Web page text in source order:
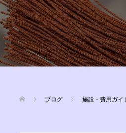
ブログ 施設・費用ガイ